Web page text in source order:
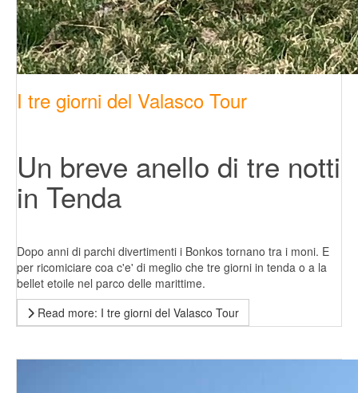
I tre giorni del Valasco Tour
Un breve anello di tre notti
in Tenda
Dopo anni di parchi divertimenti i Bonkos tornano tra i moni. E
per ricomiciare coa c'e' di meglio che tre giorni in tenda o a la
bellet etoile nel parco delle marittime.
Read more: I tre giorni del Valasco Tour